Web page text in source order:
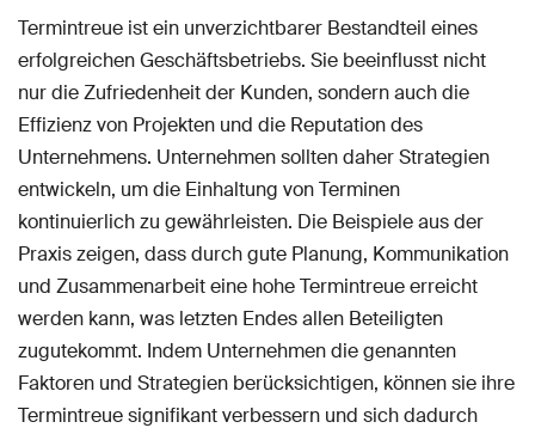
Termintreue ist ein unverzichtbarer Bestandteil eines
erfolgreichen Geschäftsbetriebs. Sie beeinflusst nicht
nur die Zufriedenheit der Kunden, sondern auch die
Effizienz von Projekten und die Reputation des
Unternehmens. Unternehmen sollten daher Strategien
entwickeln, um die Einhaltung von Terminen
kontinuierlich zu gewährleisten. Die Beispiele aus der
Praxis zeigen, dass durch gute Planung, Kommunikation
und Zusammenarbeit eine hohe Termintreue erreicht
werden kann, was letzten Endes allen Beteiligten
zugutekommt. Indem Unternehmen die genannten
Faktoren und Strategien berücksichtigen, können sie ihre
Termintreue signifikant verbessern und sich dadurch